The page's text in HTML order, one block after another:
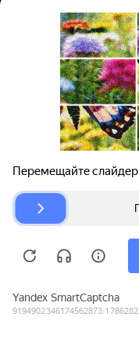
Поиск запчастей
Для автокомпаний
Авторазборки
© bibinet.ru
Copyright